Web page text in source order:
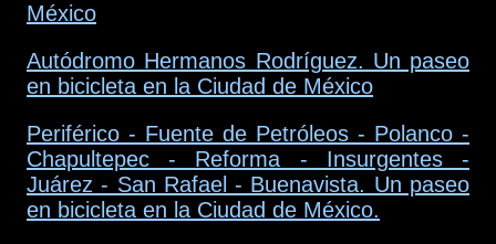
México
Autódromo Hermanos Rodríguez. Un paseo
en bicicleta en la Ciudad de México
Periférico - Fuente de Petróleos - Polanco -
Chapultepec - Reforma - Insurgentes -
Juárez - San Rafael - Buenavista. Un paseo
en bicicleta en la Ciudad de México.